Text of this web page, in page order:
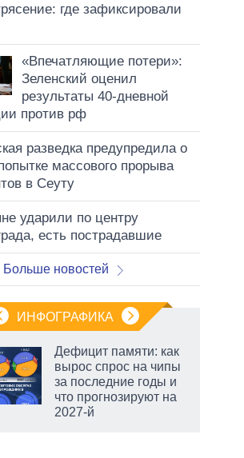
где зафиксировали
«Впечатляющие потери»:
Зеленский оценил
результаты 40-дневной
против рф
разведка предупредила о
массового прорыва
в Сеуту
ударили по центру
есть пострадавшие
Больше новостей
ИНФОГРАФИКА
Дефицит памяти: как
вырос спрос на чипы
за последние годы и
что прогнозируют на
2027-й